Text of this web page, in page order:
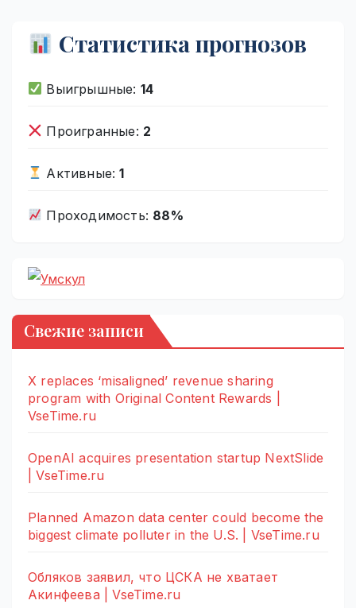
Статистика прогнозов
Выигрышные: 14
Проигранные: 2
Активные:1
Проходимость: 88%
Свежие записи
X replaces ‘misaligned’ revenue sharing
program with Original Content Rewards |
VseTime.ru
OpenAI acquires presentation startup NextSlide
| VseTime.ru
Planned Amazon data center could become the
biggest climate polluter in the U.S. | VseTime.ru
Обляков заявил, что ЦСКА не хватает
Акинфеева | VseTime.ru